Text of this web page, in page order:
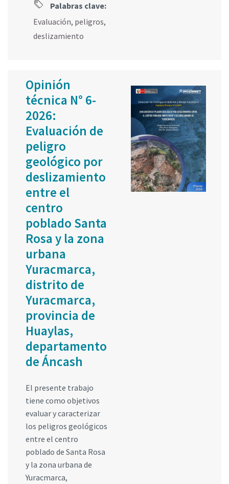
Palabras clave:
Evaluación, peligros,
deslizamiento
Opinión
técnica N° 6-
2026:
Evaluación de
peligro
geológico por
deslizamiento
entre el
centro
poblado Santa
Rosa y la zona
urbana
Yuracmarca,
distrito de
Yuracmarca,
provincia de
Huaylas,
departamento
de Áncash
El presente trabajo
tiene como objetivos
evaluar y caracterizar
los peligros geológicos
entre el centro
poblado de Santa Rosa
y la zona urbana de
Yuracmarca,